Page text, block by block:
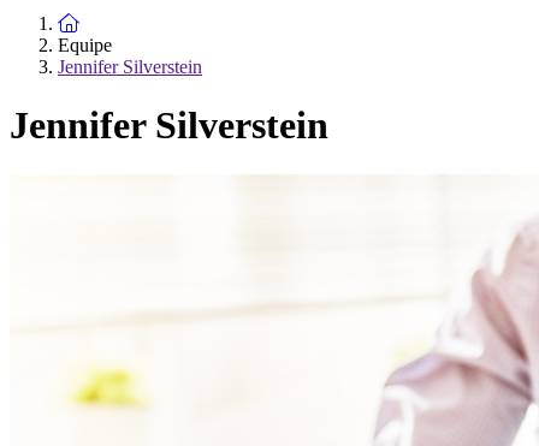
To the homepage
Equipe
Jennifer Silverstein
Jennifer Silverstein